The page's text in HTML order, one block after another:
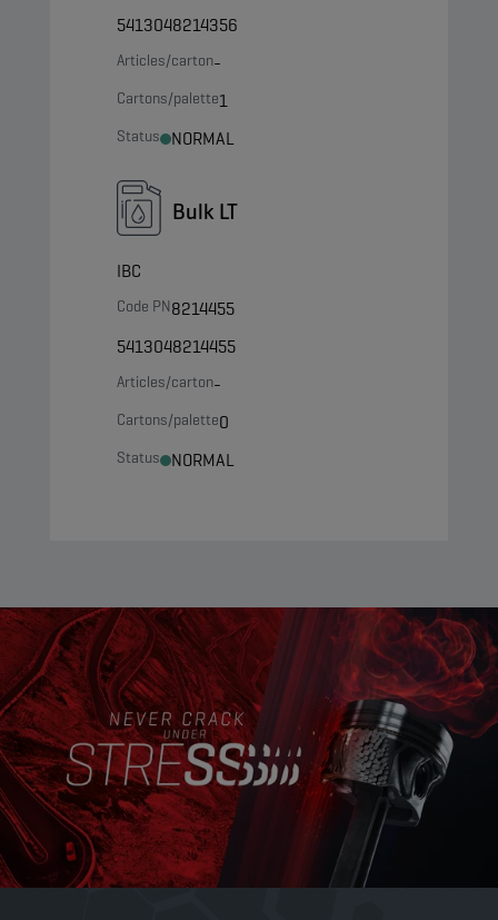
5413048214356
Articles/carton-
Cartons/palette1
Status NORMAL
Bulk LT
IBC
Code PN8214455
5413048214455
Articles/carton-
Cartons/palette0
Status NORMAL